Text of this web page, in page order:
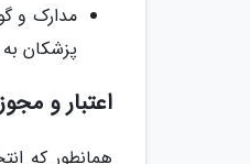
مدارک و
پزشکان
اعتبار و
همانطور که